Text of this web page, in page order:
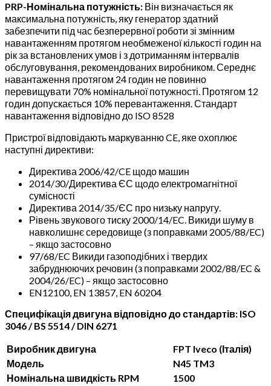
PRP-Номінальна потужність: Він визначається як
максимальна потужність, яку генератор здатний
забезпечити під час безперервної роботи зі змінним
навантаженням протягом необмеженої кількості годин на
рік за встановлених умов і з дотриманням інтервалів
обслуговування, рекомендованих виробником. Середнє
навантаження протягом 24 годин не повинно
перевищувати 70% номінальної потужності. Протягом 12
годин допускається 10% перевантаження. Стандарт
навантаження відповідно до ISO 8528
Пристрої відповідають маркуванню CE, яке охоплює
наступні директиви:
Директива 2006/42/CE щодо машин
2014/30/Директива ЄС щодо електромагнітної
сумісності
Директива 2014/35/ЄС про низьку напругу.
Рівень звукового тиску 2000/14/EC. Викиди шуму в
навколишнє середовище (з поправками 2005/88/EC)
– якщо застосовно
97/68/EC Викиди газоподібних і твердих
забруднюючих речовин (з поправками 2002/88/EC &
2004/26/EC) – якщо застосовно
EN12100, EN 13857, EN 60204
Специфікація двигуна відповідно до стандартів: ISO
3046 / BS 5514 / DIN 6271
Виробник двигуна
FPT Iveco (Італія)
Модель
N45 TM3
Номінальна швидкість RPM
1500